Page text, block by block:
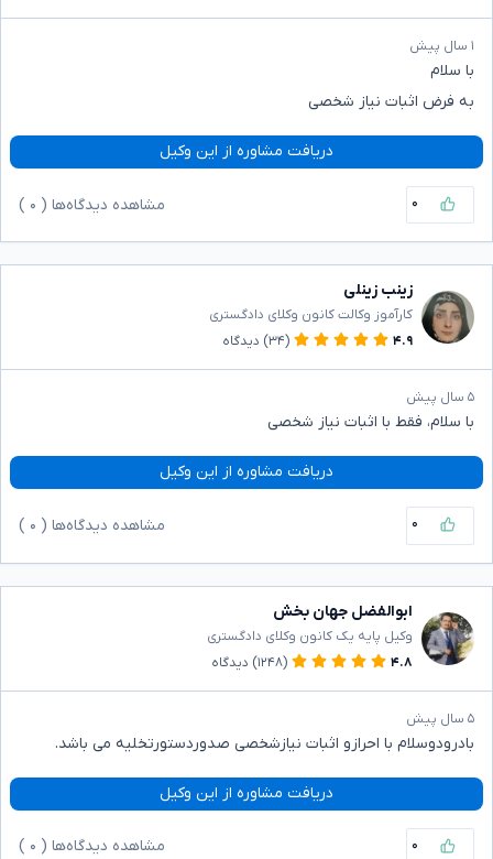
۱ سال پیش
با سلام
به فرض اثبات نیاز شخصی
دریافت مشاوره از این وکیل
۰ مشاهده دیدگاه‌ها ( ۰
زینب زینلی
کارآموز وکالت کانون وکلای دادگستری
۴.۹
(۳۴) دیدگاه
۵ سال پیش
با سلام، فقط با اثبات نیاز شخصی
دریافت مشاوره از این وکیل
۰ مشاهده دیدگاه‌ها ( ۰
ابوالفضل جهان بخش
وکیل پایه یک کانون وکلای دادگستری
۴.۸
(۱۲۴۸) دیدگاه
۵ سال پیش
بادرودوسلام با احرازو اثبات نیازشخصی صدوردستورتخلیه می باشد.
دریافت مشاوره از این وکیل
۰ مشاهده دیدگاه‌ها ( ۰